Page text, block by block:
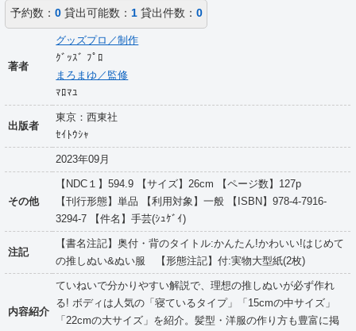
予約数： 0貸出可能数： 1貸出件数： 0
著者
グッズプロ／制作
ｸﾞｯｽﾞ ﾌﾟﾛ
まろまゆ／監修
ﾏﾛﾏﾕ
出版者
東京：西東社
ｾｲﾄｳｼｬ
2023年09月
その他
【NDC１】594.9 【サイズ】26cm 【ページ数】127p
【刊行形態】単品 【利用対象】一般 【ISBN】978-4-7916-
3294-7 【件名】手芸(ｼｭｹﾞｲ)
注記
【書名注記】奥付・背のタイトル:かんたん!かわいい!はじめて
の推しぬい&ぬい服 【形態注記】付:実物大型紙(2枚)
内容紹介
ていねいで分かりやすい解説で、理想の推しぬいが必ず作れ
る! ボディは人気の「寝ているタイプ」「15cmの中サイズ」
「22cmの大サイズ」を紹介。髪型・洋服の作り方も豊富に掲